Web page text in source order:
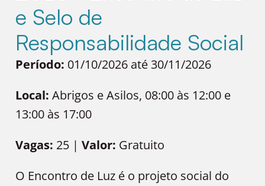
e Selo de
Responsabilidade Social
Período: 01/10/2026 até 30/11/2026
Local: Abrigos e Asilos, 08:00 às 12:00 e
13:00 às 17:00
Vagas: 25 |Valor: Gratuito
O Encontro de Luz é o projeto social do